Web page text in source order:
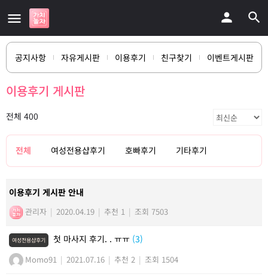
공지사항 자유게시판 이용후기 친구찾기 이벤트게시판
이용후기 게시판
전체 400
전체 여성전용샵후기 호빠후기 기타후기
이용후기 게시판 안내
관리자 | 2020.04.19 | 추천 1 | 조회 7503
여성전용샵후기 첫 마사지 후기. . ㅠㅠ (3)
Momo91 | 2021.07.16 | 추천 2 | 조회 1504